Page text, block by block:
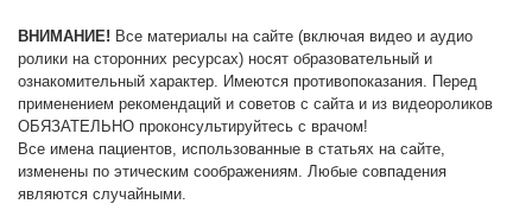
ВНИМАНИЕ! Все материалы на сайте (включая видео и аудио
ролики на сторонних ресурсах) носят образовательный и
ознакомительный характер. Имеются противопоказания. Перед
применением рекомендаций и советов с сайта и из видеороликов
ОБЯЗАТЕЛЬНО проконсультируйтесь с врачом!
Все имена пациентов, использованные в статьях на сайте,
изменены по этическим соображениям. Любые совпадения
являются случайными.